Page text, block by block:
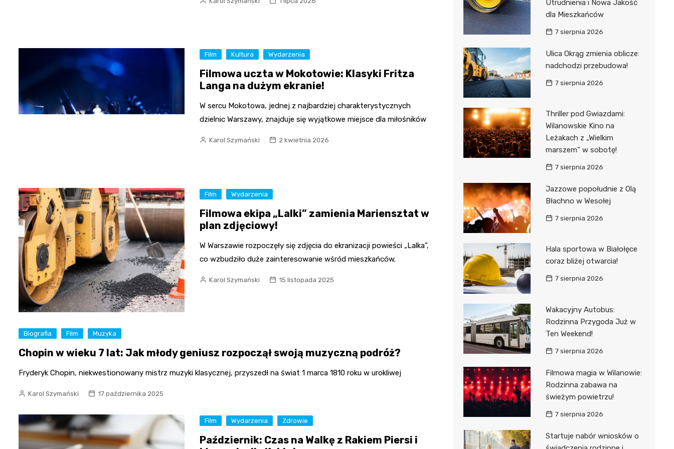
Film Kultura Wydarzenia
Filmowa uczta w Mokotowie: Klasyki Fritza
Langa na dużym ekranie!
W sercu Mokotowa, jednej z najbardziej charakterystycznych
dzielnic Warszawy, znajduje się wyjątkowe miejsce dla miłośników
Karol Szymański 2 kwietnia 2026
Film Wydarzenia
Filmowa ekipa „Lalki” zamienia Mariensztat w
plan zdjęciowy!
W Warszawie rozpoczęły się zdjęcia do ekranizacji powieści „Lalka”,
co wzbudziło duże zainteresowanie wśród mieszkańców.
Karol Szymański 15 listopada 2025
Biografia Film Muzyka
Chopin w wieku 7 lat: Jak młody geniusz rozpoczął swoją muzyczną podróż?
Fryderyk Chopin, niekwestionowany mistrz muzyki klasycznej, przyszedł na świat 1 marca 1810 roku w urokliwej
Karol Szymański 17 października 2025
Film Wydarzenia Zdrowie
Październik: Czas na Walkę z Rakiem Piersi i
Utrudnienia i Nowa Jakość
dla Mieszkańców
7 sierpnia 2026
Ulica Okrąg zmienia oblicze:
nadchodzi przebudowa!
7 sierpnia 2026
Thriller pod Gwiazdami:
Wilanowskie Kino na
Leżakach z „Wielkim
marszem” w sobotę!
7 sierpnia 2026
Jazzowe popołudnie z Olą
Błachno w Wesołej
7 sierpnia 2026
Hala sportowa w Białołęce
coraz bliżej otwarcia!
7 sierpnia 2026
Wakacyjny Autobus:
Rodzinna Przygoda Już w
Ten Weekend!
7 sierpnia 2026
Filmowa magia w Wilanowie:
Rodzinna zabawa na
świeżym powietrzu!
7 sierpnia 2026
Startuje nabór wniosków o